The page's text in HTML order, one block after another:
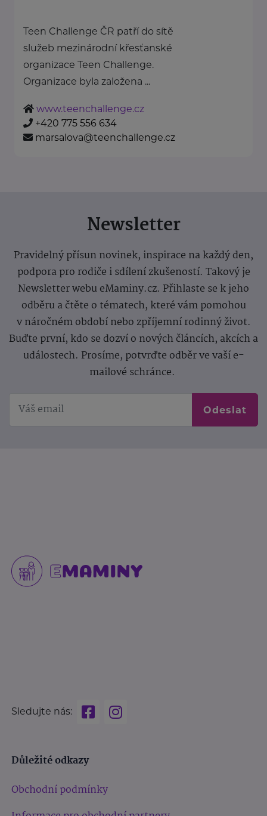
Teen Challenge ČR patří do sítě
služeb mezinárodní křesťanské
organizace Teen Challenge.
Organizace byla založena ...
www.teenchallenge.cz
+420 775 556 634
marsalova@teenchallenge.cz
Newsletter
Pravidelný přísun novinek, inspirace na každý den,
podpora pro rodiče i sdílení zkušeností. Takový je
Newsletter webu eMaminy.cz. Přihlaste se k jeho
odběru a čtěte o tématech, které vám pomohou
v náročném období nebo zpříjemní rodinný život.
Buďte první, kdo se dozví o nových článcích, akcích a
událostech. Prosíme, potvrďte odběr ve vaší e-
mailové schránce.
Odeslat
Sledujte nás:
Důležité odkazy
Obchodní podmínky